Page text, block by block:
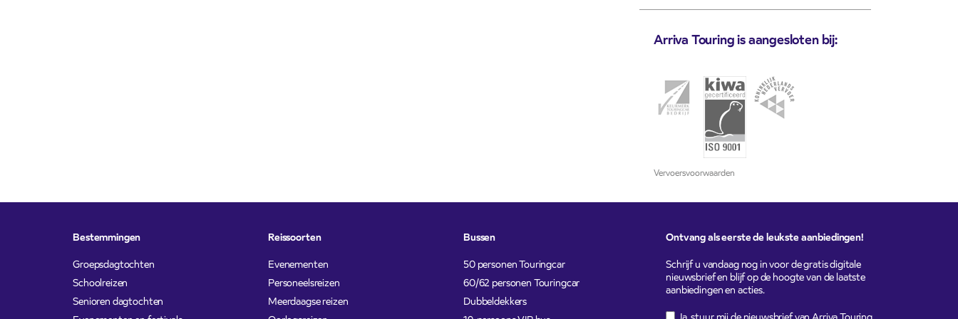
Arriva Touring is aangesloten bij:
Vervoersvoorwaarden
Bestemmingen
Groepsdagtochten
Schoolreizen
Senioren dagtochten
Reissoorten
Evenementen
Personeelsreizen
Meerdaagse reizen
Bussen
50 personen Touringcar
60/62 personen Touringcar
Dubbeldekkers
Ontvang als eerste de leukste aanbiedingen!
Schrijf u vandaag nog in voor de gratis digitale
nieuwsbrief en blijf op de hoogte van de laatste
aanbiedingen en acties.